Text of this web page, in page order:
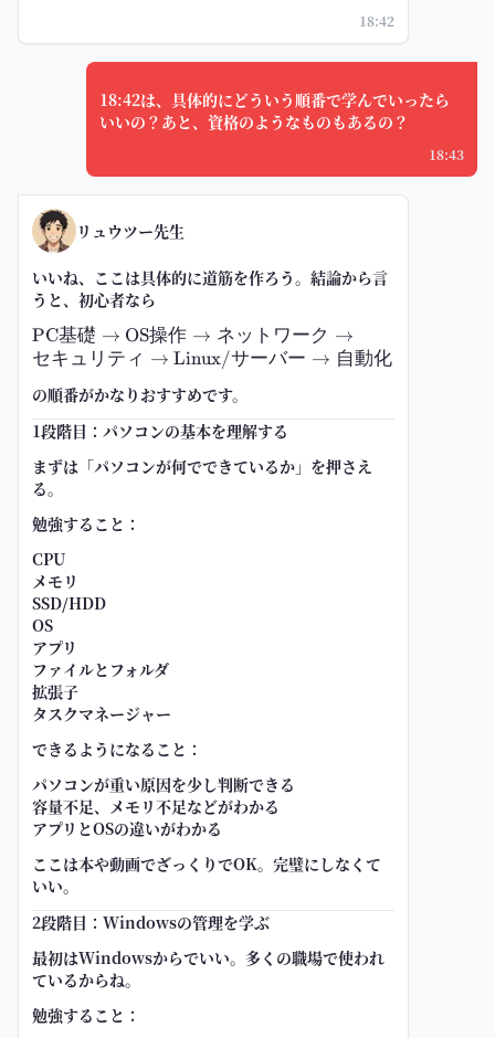
18:42
18:42は、具体的にどういう順番で学んでいったら
いいの？あと、資格のようなものもあるの？
18:43
リュウツー先生
いいね、ここは具体的に道筋を作ろう。結論から言
うと、初心者なら
\text{PC基
礎} \to
作} \to
\text{ネット
ワーク} \to
\text{セキュ
リティ} \to
\text{Linux/
サーバー}
\to \text{自
動化}
PC基礎 → OS操作 → ネットワーク →
セキュリティ → Linux/サーバー → 自動化
の順番がかなりおすすめです。
1段階目：パソコンの基本を理解する
まずは「パソコンが何でできているか」を押さえ
る。
勉強すること：
CPU
メモリ
SSD/HDD
OS
アプリ
ファイルとフォルダ
拡張子
タスクマネージャー
できるようになること：
パソコンが重い原因を少し判断できる
容量不足、メモリ不足などがわかる
アプリとOSの違いがわかる
ここは本や動画でざっくりでOK。完璧にしなくて
いい。
2段階目：Windowsの管理を学ぶ
最初はWindowsからでいい。多くの職場で使われ
ているからね。
勉強すること：